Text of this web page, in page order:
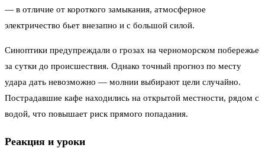
— в отличие от короткого замыкания, атмосферное
электричество бьет внезапно и с большой силой.
Синоптики предупреждали о грозах на черноморском побережье
за сутки до происшествия. Однако точный прогноз по месту
удара дать невозможно — молнии выбирают цели случайно.
Пострадавшие кафе находились на открытой местности, рядом с
водой, что повышает риск прямого попадания.
Реакция и уроки